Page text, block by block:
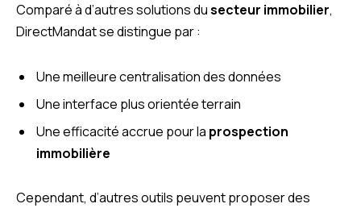
Comparé à d’autres solutions dusecteur immobilier,
DirectMandat se distingue par :
Une meilleure centralisation des données
Une interface plus orientée terrain
Une efficacité accrue pour la prospection
immobilière
Cependant, d’autres outils peuvent proposer des